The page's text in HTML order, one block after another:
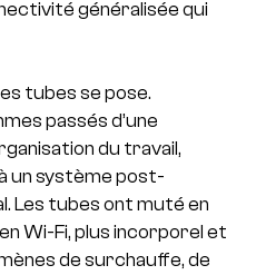
généralisée qui
tubes se pose.
passés d’une
du travail,
un système post-
Les tubes ont muté en
Wi-Fi, plus incorporel et
de surchauffe, de